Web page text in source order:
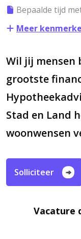
Bepaalde tijd
Meer
Wil jij mensen
grootste
Stad en Land
woonwensen
Solliciteer
Vacature